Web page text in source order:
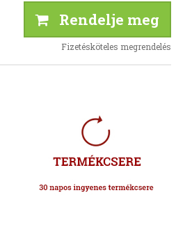
Rendelje meg
Fizetésköteles megrendelés